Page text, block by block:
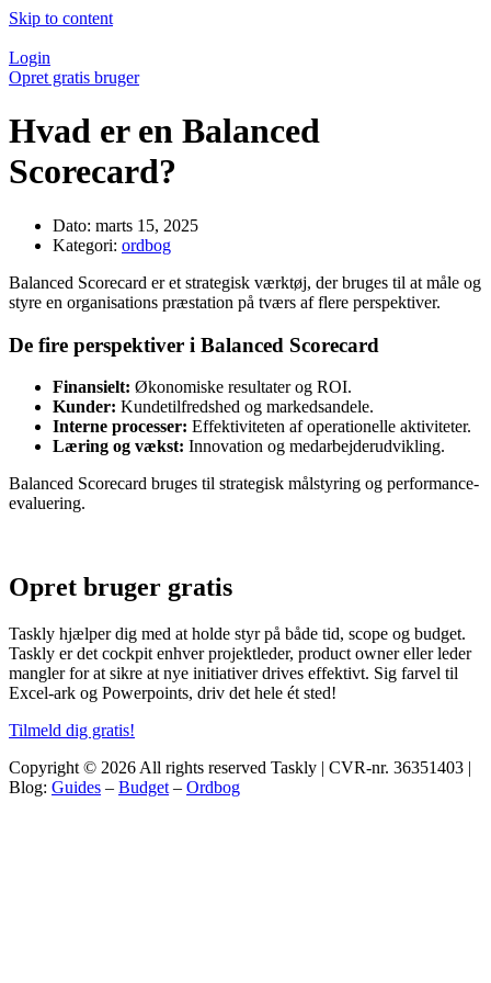
Skip to content
Login
Opret gratis bruger
Hvad er en Balanced
Scorecard?
Dato: marts 15, 2025
Kategori: ordbog
Balanced Scorecard er et strategisk værktøj, der bruges til at måle og
styre en organisations præstation på tværs af flere perspektiver.
De fire perspektiver i Balanced Scorecard
Finansielt: Økonomiske resultater og ROI.
Kunder: Kundetilfredshed og markedsandele.
Interne processer: Effektiviteten af operationelle aktiviteter.
Læring og vækst: Innovation og medarbejderudvikling.
Balanced Scorecard bruges til strategisk målstyring og performance-
evaluering.
Opret bruger gratis
Taskly hjælper dig med at holde styr på både tid, scope og budget.
Taskly er det cockpit enhver projektleder, product owner eller leder
mangler for at sikre at nye initiativer drives effektivt. Sig farvel til
Excel-ark og Powerpoints, driv det hele ét sted!
Tilmeld dig gratis!
Copyright © 2026 All rights reserved Taskly | CVR-nr. 36351403 |
Blog: Guides – Budget – Ordbog